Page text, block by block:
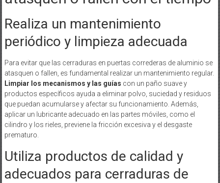
Realiza un mantenimiento
periódico y limpieza adecuada
Para evitar que las cerraduras en puertas correderas de aluminio se
atasquen o fallen, es fundamental realizar un mantenimiento regular.
Limpiar los mecanismos y las guías con un paño suave y
productos específicos ayuda a eliminar polvo, suciedad y residuos
que puedan acumularse y afectar su funcionamiento. Además,
aplicar un lubricante adecuado en las partes móviles, como el
cilindro y los rieles, previene la fricción excesiva y el desgaste
prematuro.
Utiliza productos de calidad y
adecuados para cerraduras de